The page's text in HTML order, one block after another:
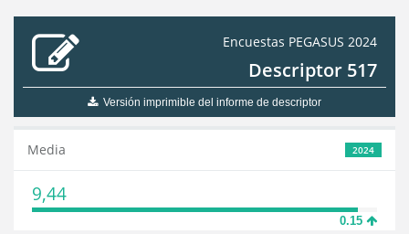
Encuestas PEGASUS 2024
Descriptor 517
Versión imprimible del informe de descriptor
2024
Media
9,44
0.15